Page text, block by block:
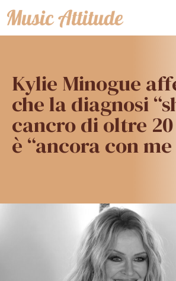
Vai
al
Kylie Minogue
che la diagnosi
cancro di oltre
è “ancora con